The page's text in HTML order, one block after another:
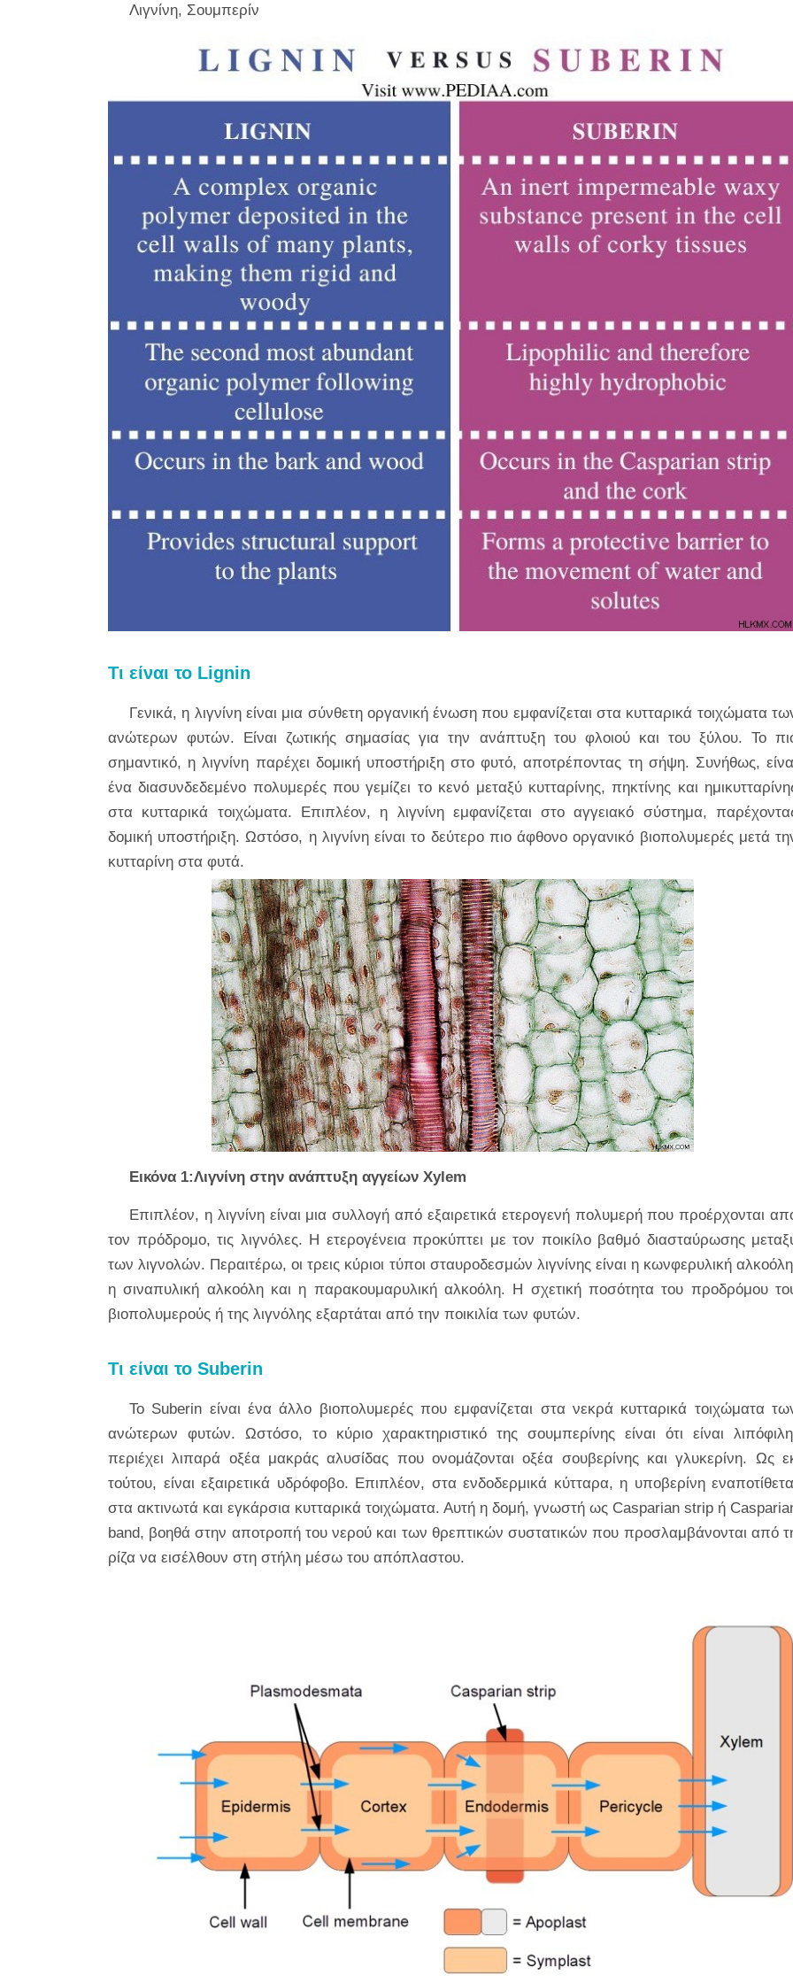
Λιγνίνη, Σουμπερίν
Τι είναι το Lignin
Γενικά, η λιγνίνη είναι μια σύνθετη οργανική ένωση που εμφανίζεται στα κυτταρικά τοιχώματα
ανώτερων φυτών. Είναι ζωτικής σημασίας για την ανάπτυξη του φλοιού και του ξύλου. Το
σημαντικό, η λιγνίνη παρέχει δομική υποστήριξη στο φυτό, αποτρέποντας τη σήψη. Συνήθως,
ένα διασυνδεδεμένο πολυμερές που γεμίζει το κενό μεταξύ κυτταρίνης, πηκτίνης και
στα κυτταρικά τοιχώματα. Επιπλέον, η λιγνίνη εμφανίζεται στο αγγειακό σύστημα,
δομική υποστήριξη. Ωστόσο, η λιγνίνη είναι το δεύτερο πιο άφθονο οργανικό βιοπολυμερές μετά
κυτταρίνη στα φυτά.
Εικόνα 1:Λιγνίνη στην ανάπτυξη αγγείων Xylem
Επιπλέον, η λιγνίνη είναι μια συλλογή από εξαιρετικά ετερογενή πολυμερή που προέρχονται
τον πρόδρομο, τις λιγνόλες. Η ετερογένεια προκύπτει με τον ποικίλο βαθμό διασταύρωσης
των λιγνολών. Περαιτέρω, οι τρεις κύριοι τύποι σταυροδεσμών λιγνίνης είναι η κωνφερυλική
η σιναπυλική αλκοόλη και η παρακουμαρυλική αλκοόλη. Η σχετική ποσότητα του προδρόμου
βιοπολυμερούς ή της λιγνόλης εξαρτάται από την ποικιλία των φυτών.
Τι είναι το Suberin
Το Suberin είναι ένα άλλο βιοπολυμερές που εμφανίζεται στα νεκρά κυτταρικά τοιχώματα
ανώτερων φυτών. Ωστόσο, το κύριο χαρακτηριστικό της σουμπερίνης είναι ότι είναι
περιέχει λιπαρά οξέα μακράς αλυσίδας που ονομάζονται οξέα σουβερίνης και γλυκερίνη. Ως
τούτου, είναι εξαιρετικά υδρόφοβο. Επιπλέον, στα ενδοδερμικά κύτταρα, η υποβερίνη
στα ακτινωτά και εγκάρσια κυτταρικά τοιχώματα. Αυτή η δομή, γνωστή ως Casparian strip ή
band, βοηθά στην αποτροπή του νερού και των θρεπτικών συστατικών που προσλαμβάνονται από
ρίζα να εισέλθουν στη στήλη μέσω του απόπλαστου.